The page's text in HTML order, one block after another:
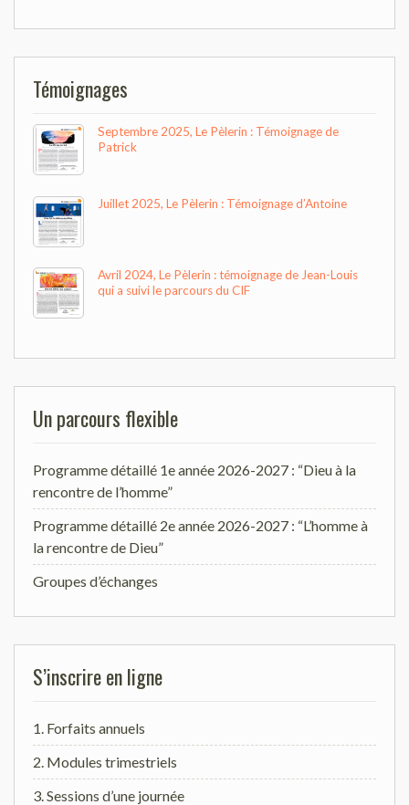
Témoignages
Septembre 2025, Le Pèlerin : Témoignage de
Patrick
Juillet 2025, Le Pèlerin : Témoignage d’Antoine
Avril 2024, Le Pèlerin : témoignage de Jean-Louis
qui a suivi le parcours du CIF
Un parcours flexible
Programme détaillé 1e année 2026-2027 : “Dieu à la
rencontre de l’homme”
Programme détaillé 2e année 2026-2027 : “L’homme à
la rencontre de Dieu”
Groupes d’échanges
S’inscrire en ligne
1. Forfaits annuels
2. Modules trimestriels
3. Sessions d’une journée